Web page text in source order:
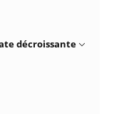
décroissante